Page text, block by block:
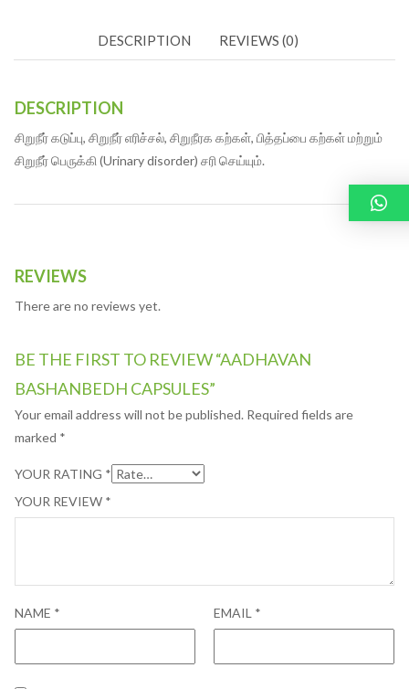
DESCRIPTION REVIEWS (0)
DESCRIPTION
சிறுநீர் கடுப்பு, சிறுநீர் எரிச்சல், சிறுநீரக கற்கள், பித்தப்பை கற்கள் மற்றும்
சிறுநீர் பெருக்கி (Urinary disorder) சரி செய்யும்.
REVIEWS
There are no reviews yet.
BE THE FIRST TO REVIEW “AADHAVAN
BASHANBEDH CAPSULES”
Your email address will not be published. Required fields are
marked *
YOUR RATING *
YOUR REVIEW *
NAME * EMAIL *